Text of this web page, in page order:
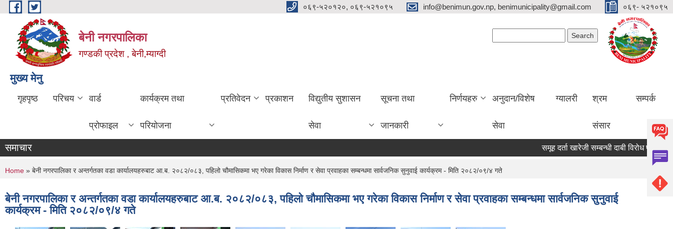
Skip to main content ०६९-५२०१२०, ०६९-५२१०९५ info@benimun.gov.np, benimunicipality@gmail.com ०६९- ५२१०९५
बेनी नगरपालिका
गण्डकी प्रदेश , बेनी,म्याग्दी
मुख्य मेनु
गृहपृष्ठ परिचय वार्ड
प्रोफाइल
कार्यक्रम तथा
परियोजना
प्रतिवेदन प्रकाशन विद्युतीय सुशासन
सेवा
सूचना तथा
जानकारी
निर्णयहरु अनुदान/विशेष
सेवा
ग्यालरी श्रम
संसार
सम्पर्क
समाचार समूह दर्ता खारेजी सम्बन्धी दाबी विरोध पेश गर्ने
You are here
Home » बेनी नगरपालिका र अन्तर्गतका वडा कार्यालयहरुबाट आ.ब. २०८२/०८३, पहिलो चौमासिकमा भए गरेका विकास निर्माण र सेवा प्रवाहका सम्बन्धमा सार्वजनिक सुनुवाई कार्यक्रम - मिति २०८२/०९/४ गते
बेनी नगरपालिका र अन्तर्गतका वडा कार्यालयहरुबाट आ.ब. २०८२/०८३, पहिलो चौमासिकमा भए गरेका विकास निर्माण र सेवा प्रवाहका सम्बन्धमा सार्वजनिक सुनुवाई
कार्यक्रम - मिति २०८२/०९/४ गते